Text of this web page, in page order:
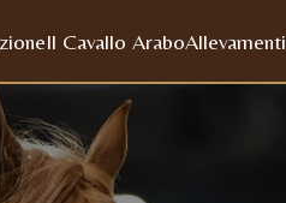
Il Cavallo AraboAllevamenti